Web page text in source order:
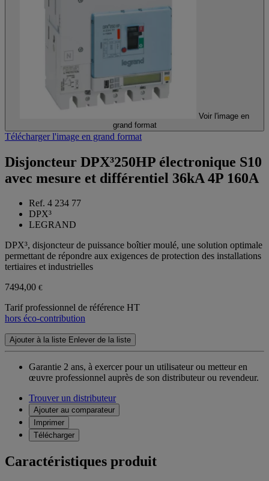
Voir l'image en
grand format
Télécharger l'image en grand format
Disjoncteur DPX³250HP électronique S10
avec mesure et différentiel 36kA 4P 160A
Ref. 4 234 77
DPX³
LEGRAND
DPX³, disjoncteur de puissance boîtier moulé, une solution optimale
permettant de répondre aux exigences de protection des installations
tertiaires et industrielles
7494,00 €
Tarif professionnel de référence HT
hors éco-contribution
Ajouter à la liste Enlever de la liste
Garantie 2 ans, à exercer pour un utilisateur ou metteur en
œuvre professionnel auprès de son distributeur ou revendeur.
Trouver un distributeur
Ajouter au comparateur
Imprimer
Télécharger
Caractéristiques produit